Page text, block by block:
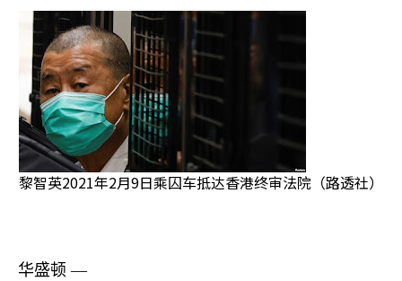
黎智英2021年2月9日乘囚车抵达香港终审法院（路透社）
华盛顿 —